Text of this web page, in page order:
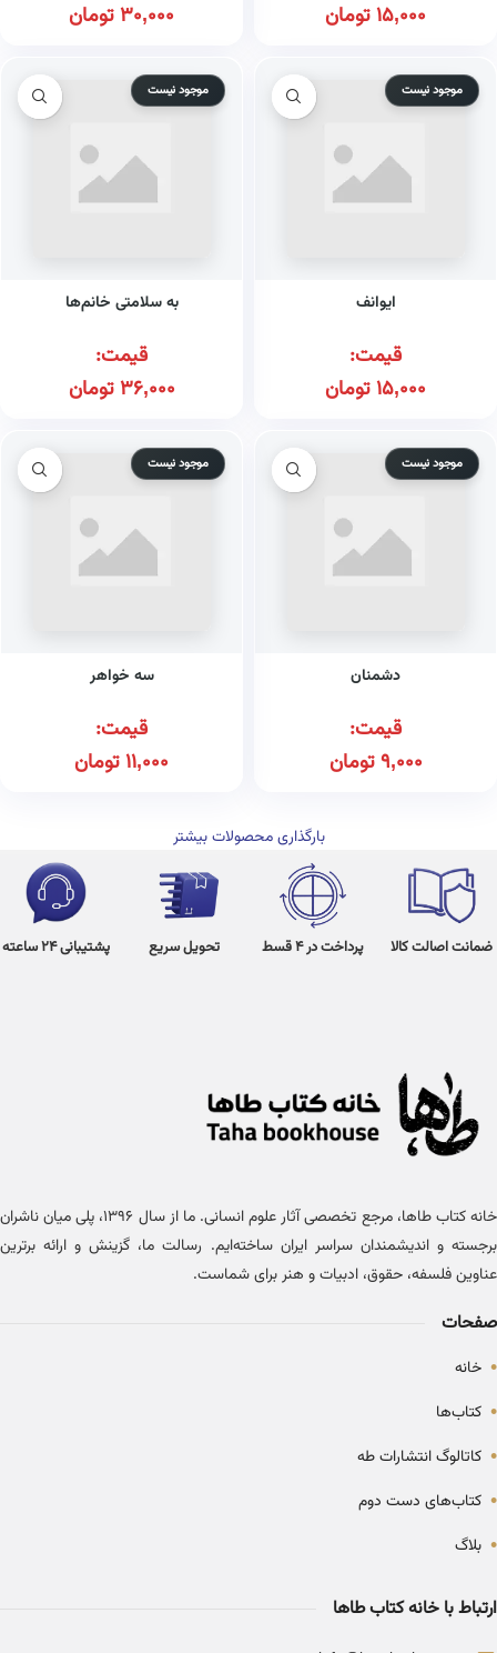
15,000تومان
30,000تومان
موجود نیست
ایوانف
قیمت:
15,000تومان
موجود نیست
به سلامتی خانم‌ها
قیمت:
36,000تومان
موجود نیست
دشمنان
قیمت:
9,000تومان
موجود نیست
سه خواهر
قیمت:
11,000تومان
بارگذاری محصولات بیشتر
ضمانت اصالت کالا پرداخت در 4 قسط تحویل سریع پشتیبانی 24 ساعته
خانه کتاب طاها، مرجع تخصصی آثار علوم انسانی. ما از سال ۱۳۹۶، پلی میان ناشران
برجسته و اندیشمندان سراسر ایران ساخته‌ایم. رسالت ما، گزینش و ارائه برترین
عناوین فلسفه، حقوق، ادبیات و هنر برای شماست.
صفحات
• خانه
• کتاب‌ها
• کاتالوگ انتشارات طه
• کتاب‌های دست دوم
• بلاگ
ارتباط با خانه کتاب طاها